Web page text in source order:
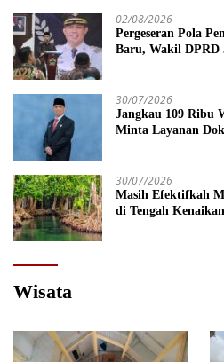
02/08/2026
Pergeseran Pola
Baru, Wakil DPRD
30/07/2026
Jangkau 109 Ribu
Minta Layanan
30/07/2026
Masih Efektifkah
di Tengah
Wisata